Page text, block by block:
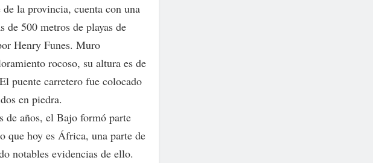
la provincia, cuenta con una
de 500 metros de playas de
Henry Funes. Muro
rocoso, su altura es de
puente carretero fue colocado
en piedra.
de años, el Bajo formó parte
que hoy es África, una parte de
notables evidencias de ello.